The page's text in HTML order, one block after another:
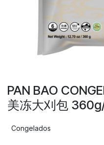
PAN BAO
美冻大刈包
Congelados